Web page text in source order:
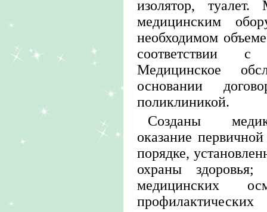
изолятор,
медицинским
необходимом
соответствии с
Медицинское
основании
поликлиникой.
Созданы
оказание
порядке,
охраны здоровья;
медицинских